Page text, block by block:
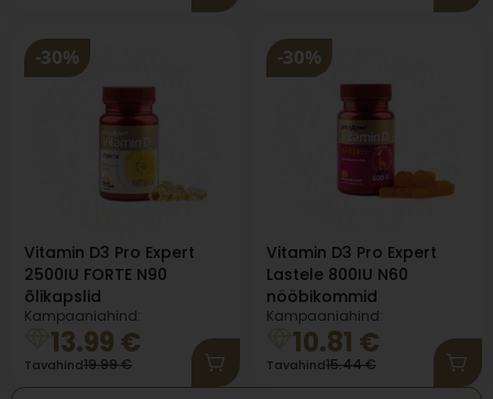
-30%
Vitamin D3 Pro Expert
2500IU FORTE N90
õlikapslid
Kampaaniahind:
13.99 €
Tavahind19.99€
-30%
Vitamin D3 Pro Expert
Lastele 800IU N60
nööbikommid
Kampaaniahind:
10.81 €
Tavahind15.44€